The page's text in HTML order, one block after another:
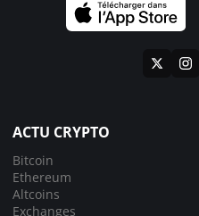
ACTU CRYPTO
Bitcoin
Ethereum
Altcoins
Exchanges